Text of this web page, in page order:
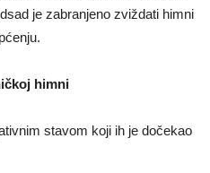
je zabranjeno zviždati himni
himni
stavom koji ih je dočekao